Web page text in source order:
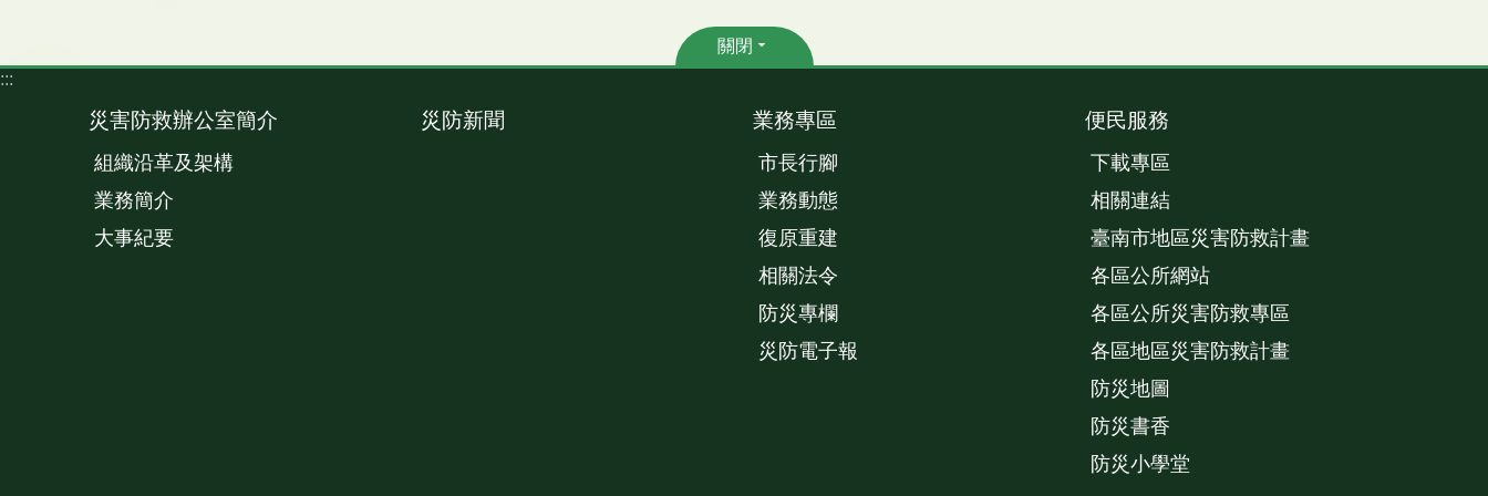
關閉
:::
災害防救辦公室簡介
組織沿革及架構
業務簡介
大事紀要
災防新聞 業務專區
市長行腳
業務動態
復原重建
相關法令
防災專欄
災防電子報
便民服務
下載專區
相關連結
臺南市地區災害防救計畫
各區公所網站
各區公所災害防救專區
各區地區災害防救計畫
防災地圖
防災書香
防災小學堂